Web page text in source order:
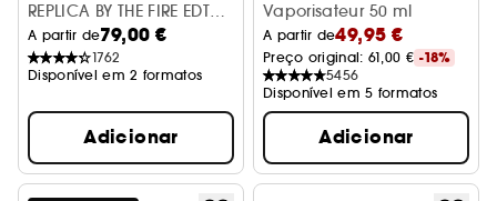
REPLICA BY THE FIRE EDT
30ML /MAD
A partir de79,00 €
1762
Disponível em 2 formatos
Adicionar
Vaporisateur 50 ml
A partir de49,95 €
Preço original: 61,00 € -18%
5456
Disponível em 5 formatos
Adicionar